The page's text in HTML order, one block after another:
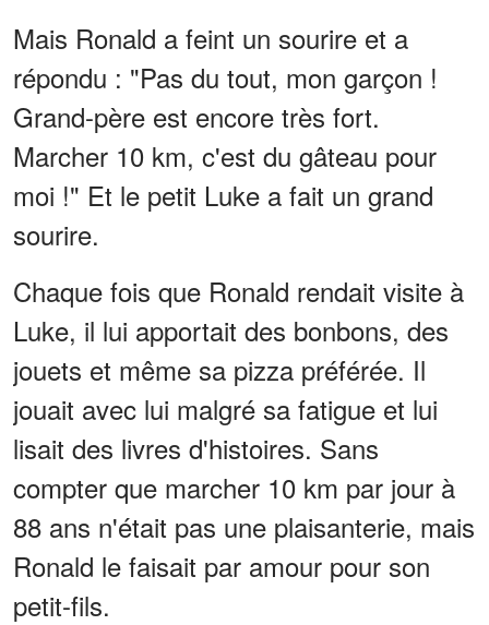
Mais Ronald a feint un sourire et a
répondu : "Pas du tout, mon garçon !
Grand-père est encore très fort.
Marcher 10 km, c'est du gâteau pour
moi !" Et le petit Luke a fait un grand
sourire.
Chaque fois que Ronald rendait visite à
Luke, il lui apportait des bonbons, des
jouets et même sa pizza préférée. Il
jouait avec lui malgré sa fatigue et lui
lisait des livres d'histoires. Sans
compter que marcher 10 km par jour à
88 ans n'était pas une plaisanterie, mais
Ronald le faisait par amour pour son
petit-fils.